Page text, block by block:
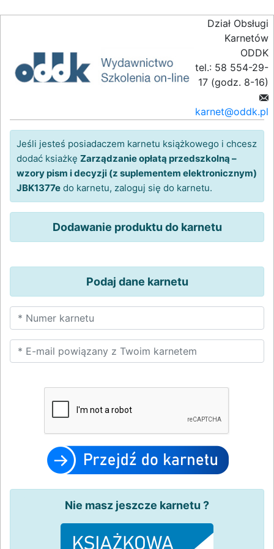
Dział Obsługi
Karnetów
ODDK
tel.: 58 554-29-
17 (godz. 8-16)
karnet@oddk.pl
Jeśli jesteś posiadaczem karnetu książkowego i chcesz
dodać ksiażkę Zarządzanie opłatą przedszkolną –
wzory pism i decyzji (z suplementem elektronicznym)
JBK1377e do karnetu, zaloguj się do karnetu.
Dodawanie produktu do karnetu
Podaj dane karnetu
Nie masz jeszcze karnetu ?